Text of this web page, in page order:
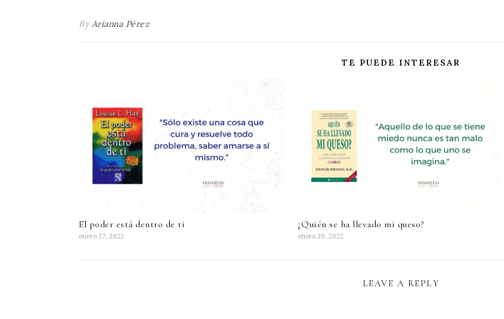
ByArianna Pérez
TE PUEDE INTERESAR
El poder está dentro de ti
enero 27, 2022
¿Quién se ha llevado mi queso?
enero 20, 2022
LEAVE A REPLY